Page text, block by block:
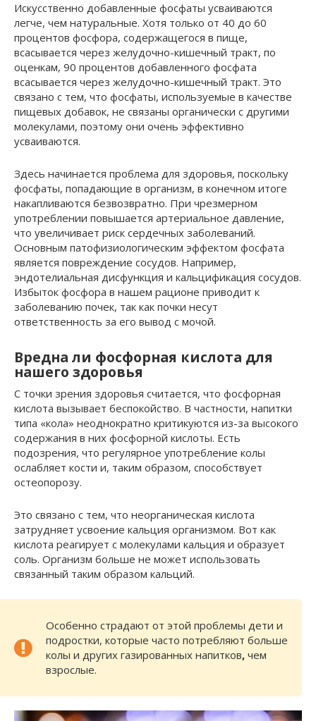
Искусственно добавленные фосфаты усваиваются
легче, чем натуральные. Хотя только от 40 до 60
процентов фосфора, содержащегося в пище,
всасывается через желудочно-кишечный тракт, по
оценкам, 90 процентов добавленного фосфата
всасывается через желудочно-кишечный тракт. Это
связано с тем, что фосфаты, используемые в качестве
пищевых добавок, не связаны органически с другими
молекулами, поэтому они очень эффективно
усваиваются.
Здесь начинается проблема для здоровья, поскольку
фосфаты, попадающие в организм, в конечном итоге
накапливаются безвозвратно. При чрезмерном
употреблении повышается артериальное давление,
что увеличивает риск сердечных заболеваний.
Основным патофизиологическим эффектом фосфата
является повреждение сосудов. Например,
эндотелиальная дисфункция и кальцификация сосудов.
Избыток фосфора в нашем рационе приводит к
заболеванию почек, так как почки несут
ответственность за его вывод с мочой.
Вредна ли фосфорная кислота для
нашего здоровья
С точки зрения здоровья считается, что фосфорная
кислота вызывает беспокойство. В частности, напитки
типа «кола» неоднократно критикуются из-за высокого
содержания в них фосфорной кислоты. Есть
подозрения, что регулярное употребление колы
ослабляет кости и, таким образом, способствует
остеопорозу.
Это связано с тем, что неорганическая кислота
затрудняет усвоение кальция организмом. Вот как
кислота реагирует с молекулами кальция и образует
соль. Организм больше не может использовать
связанный таким образом кальций.
Особенно страдают от этой проблемы дети и
подростки, которые часто потребляют больше
колы и других газированных напитков, чем
взрослые.